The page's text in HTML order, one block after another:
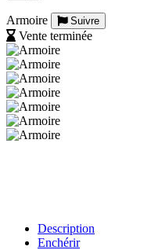
Armoire
Suivre
Vente terminée
Description
Enchérir